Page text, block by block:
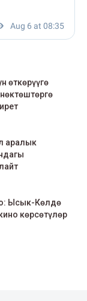
өткөрүүгө
аралык
Ысык-Көлдө
көрсөтүлөр